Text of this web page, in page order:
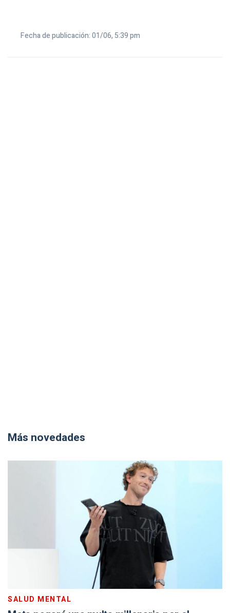
Fecha de publicación: 01/06, 5:39 pm
Más novedades
SALUD MENTAL